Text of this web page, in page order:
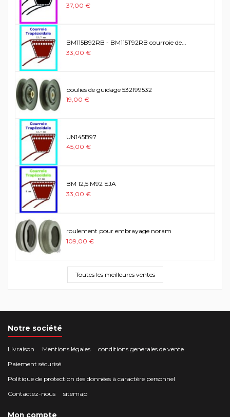
37,00 €
BM115B92RB - BM115T92RB courroie de...
33,00 €
poulies de guidage 532199532
19,00 €
UN145B97
45,00 €
BM 12,5 M92 EJA
33,00 €
roulement pour embrayage noram
109,00 €
Toutes les meilleures ventes
Notre société
Livraison Mentions légales
conditions generales de vente
Paiement sécurisé
Politique de protection des données à caractère personnel
Contactez-nous
sitemap
Mon compte